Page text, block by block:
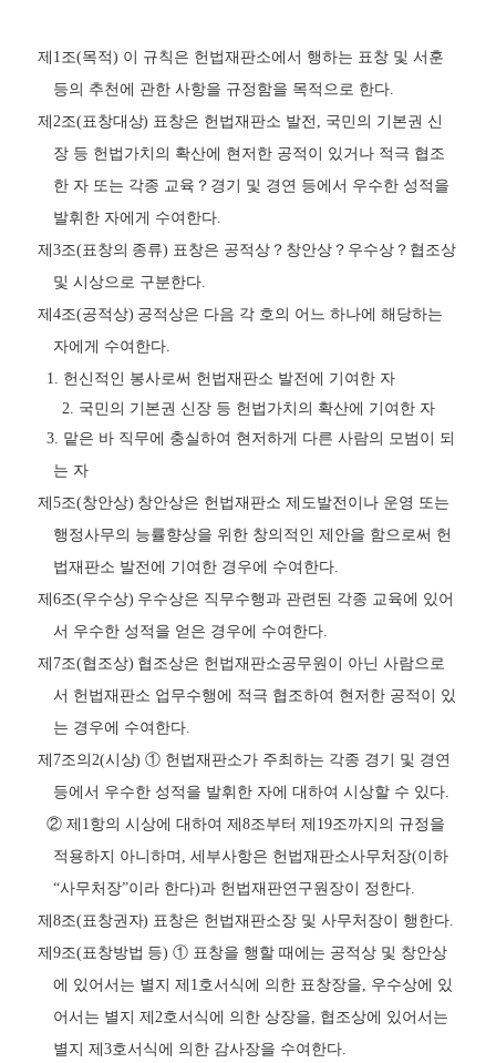
제 1조(목적) 이 규칙은 헌법재판소에서 행하는 표창 및 서훈
등의 추천에 관한 사항을 규정함을 목적으로 한다.
제2조(표창대상) 표창은 헌법재판소 발전 , 국민의 기본권 신
장 등 헌법가치의 확산에 현저한 공적이 있거나 적극 협조
한 자 또는 각종 교육 ？ 경기 및 경연 등에서 우수한 성적을
발휘한 자에게 수여한다.
제3조(표창의 종류) 표창은 공적상 ？ 창안상 ？ 우수상 ？ 협조상
및 시상으로 구분한다.
제4조(공적상) 공적상은 다음 각 호의 어느 하나에 해당하는
자에게 수여한다.
1. 헌신적인 봉사로써 헌법재판소 발전에 기여한 자
2. 국민의 기본권 신장 등 헌법가치의 확산에 기여한 자
3. 맡은 바 직무에 충실하여 현저하게 다른 사람의 모범이 되
는 자
제5조(창안상) 창안상은 헌법재판소 제도발전이나 운영 또는
행정사무의 능률향상을 위한 창의적인 제안을 함으로써 헌
법재판소 발전에 기여한 경우에 수여한다.
제6조(우수상) 우수상은 직무수행과 관련된 각종 교육에 있어
서 우수한 성적을 얻은 경우에 수여한다.
제 7조(협조상) 협조상은 헌법재판소공무원이 아닌 사람으로
서 헌법재판소 업무수행에 적극 협조하여 현저한 공적이 있
는 경우에 수여한다.
제 7조의 2(시상) ① 헌법재판소가 주최하는 각종 경기 및 경연
등에서 우수한 성적을 발휘한 자에 대하여 시상할 수 있다.
②제 1항의 시상에 대하여 제8조부터 제 19조까지의 규정을
적용하지 아니하며 , 세부사항은 헌법재판소사무처장(이하
“사무처장”이라 한다)과 헌법재판연구원장이 정한다.
제8조(표창권자) 표창은 헌법재판소장 및 사무처장이 행한다.
제9조(표창방법 등) ① 표창을 행할 때에는 공적상 및 창안상
에 있어서는 별지 제 1호서식에 의한 표창장을, 우수상에 있
어서는 별지 제 2호서식에 의한 상장을, 협조상에 있어서는
별지 제 3호서식에 의한 감사장을 수여한다.